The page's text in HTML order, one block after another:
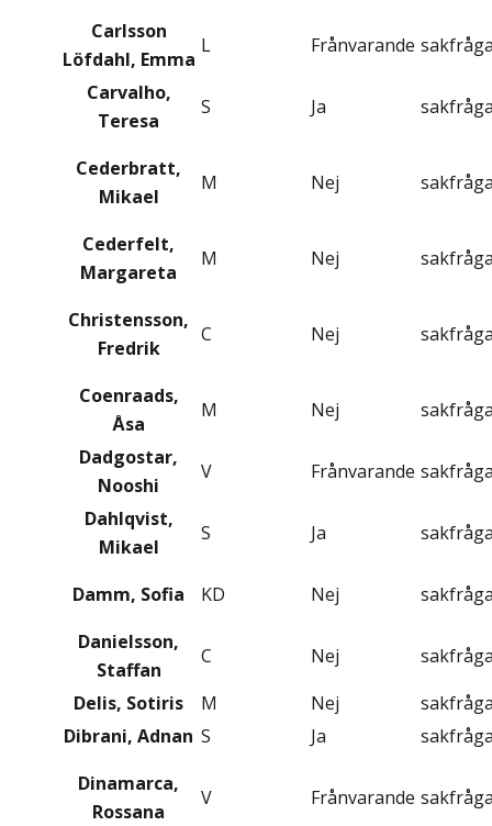
Carlsson
Löfdahl, Emma
L Frånvarande
Carvalho,
Teresa
S Ja
Cederbratt,
Mikael
M Nej
Cederfelt,
Margareta
M Nej
Christensson,
Fredrik
C Nej
Coenraads,
Åsa
M Nej
Dadgostar,
Nooshi
V Frånvarande
Dahlqvist,
Mikael
S Ja
Damm, Sofia KD Nej
Danielsson,
Staffan
C Nej
Delis, Sotiris
M Nej
Dibrani, Adnan S Ja
Dinamarca,
Rossana
V Frånvarande